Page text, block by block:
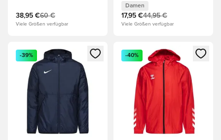
38,95 €60 €
Viele Größen verfügbar
Damen
17,95 €44,95 €
Viele Größen verfügbar
Öffnet ein neues Fenster zum Anmelden oder Registrieren
-39%
Öffnet ein neues Fenster
-40%